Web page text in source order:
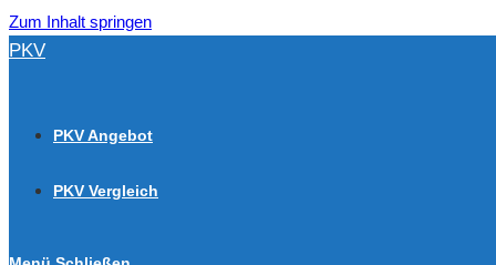
Zum Inhalt springen
PKV
PKV Angebot
PKV Vergleich